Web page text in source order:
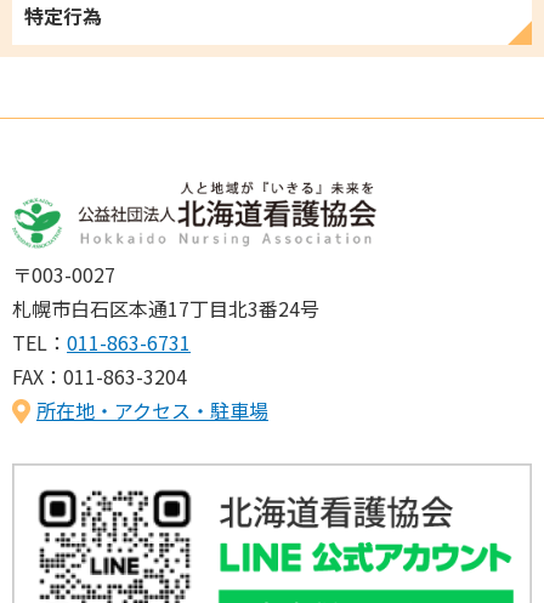
特定行為
〒003-0027
札幌市白石区本通17丁目北3番24号
TEL： 011-863-6731
FAX：011-863-3204
所在地・アクセス・駐車場